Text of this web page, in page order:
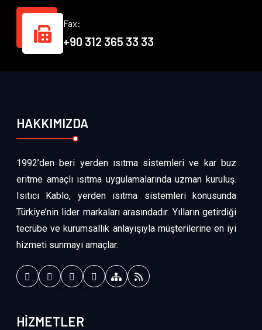
Fax:
+90 312 365 33 33
HAKKIMIZDA
1992’den beri yerden ısıtma sistemleri ve kar buz
eritme amaçlı ısıtma uygulamalarında uzman kuruluş.
Isıtıcı Kablo, yerden ısıtma sistemleri konusunda
Türkiye’nin lider markaları arasındadır. Yılların getirdiği
tecrübe ve kurumsallık anlayışıyla müşterilerine en iyi
hizmeti sunmayı amaçlar.
HİZMETLER